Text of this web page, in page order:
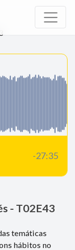
-27:35
- T02E43
temáticas
hábitos no